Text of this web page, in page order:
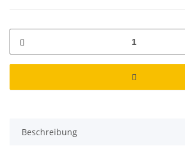
Beschreibung